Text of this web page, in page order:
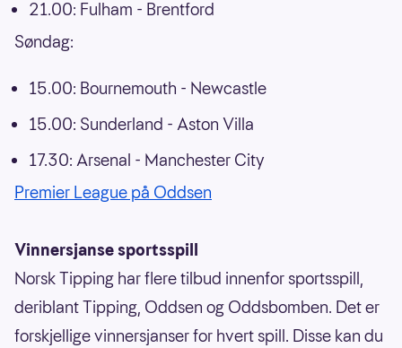
21.00: Fulham - Brentford
Søndag:
15.00: Bournemouth - Newcastle
15.00: Sunderland - Aston Villa
17.30: Arsenal - Manchester City
Premier League på Oddsen
Vinnersjanse sportsspill
Norsk Tipping har flere tilbud innenfor sportsspill,
deriblant Tipping, Oddsen og Oddsbomben. Det er
forskjellige vinnersjanser for hvert spill. Disse kan du